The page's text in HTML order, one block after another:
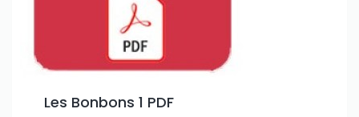
Les Bonbons 1 PDF